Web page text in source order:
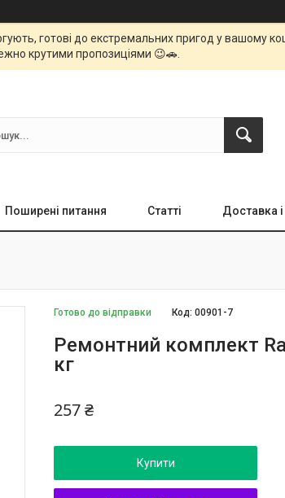
готові до екстремальних пригод у вашому
крутими пропозиціями 😉🚗.
Поширені питання Статті Доставка
Готово до відправки Код:00901-7
Ремонтний комплект
кг
257 ₴
Купити